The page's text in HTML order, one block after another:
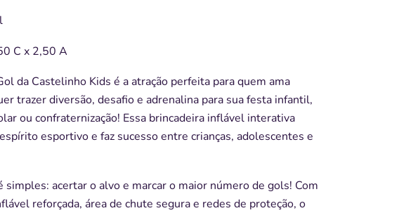
C x 2,50 A
da Castelinho Kids é a atração perfeita para quem ama
trazer diversão, desafio e adrenalina para sua festa infantil,
ou confraternização! Essa brincadeira inflável interativa
esportivo e faz sucesso entre crianças, adolescentes e
simples: acertar o alvo e marcar o maior número de gols! Com
reforçada, área de chute segura e redes de proteção, o